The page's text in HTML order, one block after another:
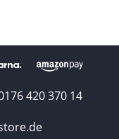
420 370 14